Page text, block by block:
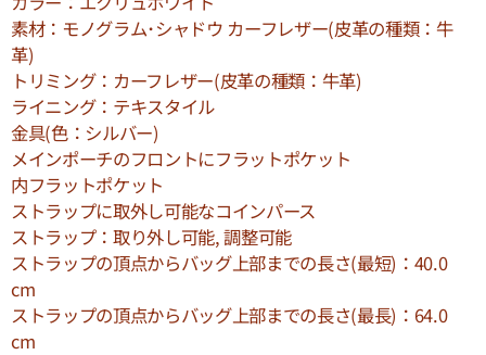
素材：モノグラム･シャドウ カーフレザー(皮革の種類：牛
革)
トリミング：カーフレザー(皮革の種類：牛革)
ライニング：テキスタイル
金具(色：シルバー)
メインポーチのフロントにフラットポケット
内フラットポケット
ストラップに取外し可能なコインパース
ストラップ：取り外し可能, 調整可能
ストラップの頂点からバッグ上部までの長さ(最短)：40.0
cm
ストラップの頂点からバッグ上部までの長さ(最長)：64.0
cm